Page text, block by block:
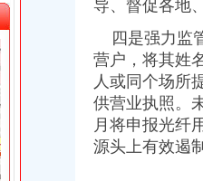
企业相关办法
到南川局开展考核考察工作
力发展微型企业
导、督促各地
四是强力监
营户，将其姓
人或同个场所
供营业执照。
月将申报光纤
源头上有效遏